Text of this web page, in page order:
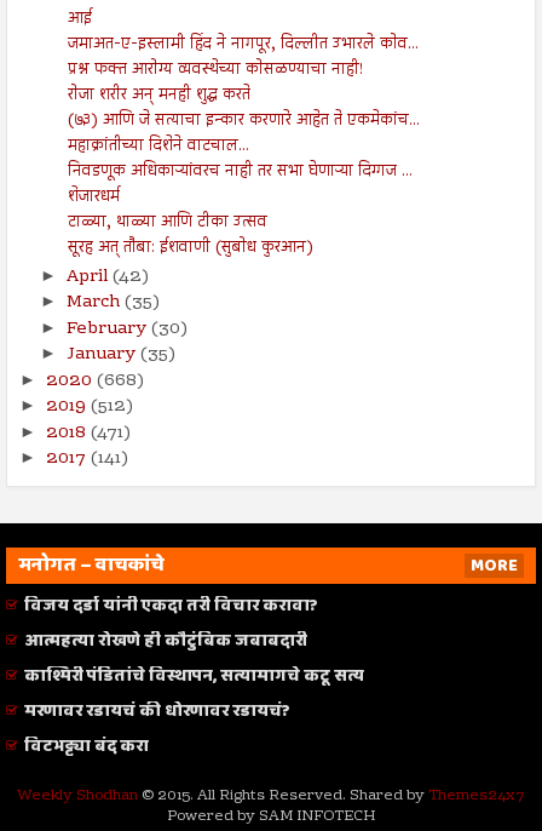
आई
जमाअत-ए-इस्लामी हिंद ने नागपूर, दिल्लीत उभारले कोव...
प्रश्न फक्त आरोग्य व्यवस्थेच्या कोसळण्याचा नाही!
रोजा शरीर अन् मनही शुद्ध करते
(७३) आणि जे सत्याचा इन्कार करणारे आहेत ते एकमेकांच...
महाक्रांतीच्या दिशेने वाटचाल...
निवडणूक अधिकाऱ्यांवरच नाही तर सभा घेणाऱ्या दिग्गज ...
शेजारधर्म
टाळ्या, थाळ्या आणि टीका उत्सव
सूरह अत् तौबा: ईशवाणी (सुबोध कुरआन)
► April(42)
► March(35)
► February(30)
► January(35)
► 2020 (668)
► 2019 (512)
► 2018 (471)
► 2017 (141)
मनोगत – वाचकांचे
MORE
विजय दर्डा यांनी एकदा तरी विचार करावा?
आत्महत्या रोखणे ही कौटुंबिक जबाबदारी
काश्मिरी पंडितांचे विस्थापन, सत्यामागचे कटू सत्य
मरणावर रडायचं की धोरणावर रडायचं?
विटभट्ट्या बंद करा
Weekly Shodhan © 2015. All Rights Reserved. Shared by Themes24x7
Powered by SAM INFOTECH